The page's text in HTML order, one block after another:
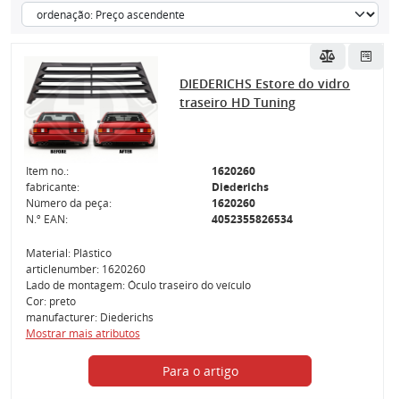
DIEDERICHS Estore do vidro
traseiro HD Tuning
Item no.:
1620260
fabricante:
Diederichs
Número da peça:
1620260
N.º EAN:
4052355826534
Material: Plástico
articlenumber: 1620260
Lado de montagem: Óculo traseiro do veículo
Cor: preto
manufacturer: Diederichs
Mostrar mais atributos
Para o artigo